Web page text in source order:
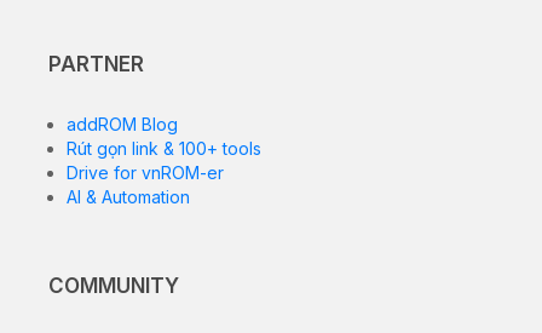
PARTNER
addROM Blog
Rút gọn link & 100+ tools
Drive for vnROM-er
AI & Automation
COMMUNITY